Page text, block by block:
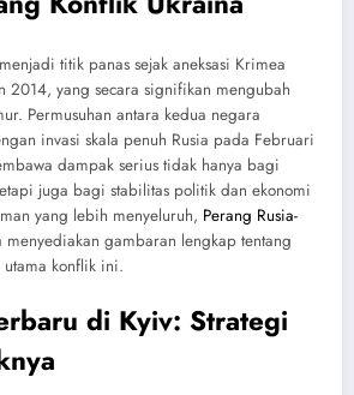
titik panas sejak aneksasi Krimea
2014, yang secara signifikan mengubah
Permusuhan antara kedua negara
invasi skala penuh Rusia pada Februari
dampak serius tidak hanya bagi
juga bagi stabilitas politik dan ekonomi
yang lebih menyeluruh, Perang Rusia-
gambaran lengkap tentang
konflik ini.
di Kyiv: Strategi